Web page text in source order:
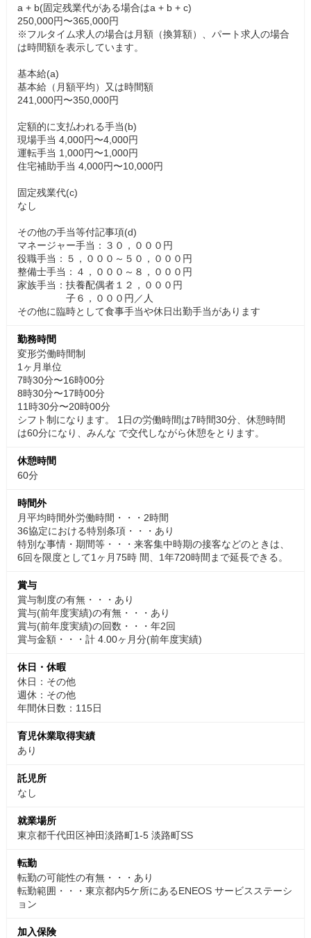
a + b(固定残業代がある場合はa + b + c)
250,000円〜365,000円
※フルタイム求人の場合は月額（換算額）、パート求人の場合
は時間額を表示しています。
基本給(a)
基本給（月額平均）又は時間額
241,000円〜350,000円
定額的に支払われる手当(b)
現場手当 4,000円〜4,000円
運転手当 1,000円〜1,000円
住宅補助手当 4,000円〜10,000円
固定残業代(c)
なし
その他の手当等付記事項(d)
マネージャー手当：３０，０００円
役職手当：５，０００～５０，０００円
整備士手当：４，０００～８，０００円
家族手当：扶養配偶者１２，０００円
子６，０００円／人
その他に臨時として食事手当や休日出勤手当があります
勤務時間
変形労働時間制
1ヶ月単位
7時30分〜16時00分
8時30分〜17時00分
11時30分〜20時00分
シフト制になります。 1日の労働時間は7時間30分、休憩時間
は60分になり、みんな で交代しながら休憩をとります。
休憩時間
60分
時間外
月平均時間外労働時間・・・2時間
36協定における特別条項・・・あり
特別な事情・期間等・・・来客集中時期の接客などのときは、
6回を限度として1ヶ月75時 間、1年720時間まで延長できる。
賞与
賞与制度の有無・・・あり
賞与(前年度実績)の有無・・・あり
賞与(前年度実績)の回数・・・年2回
賞与金額・・・計 4.00ヶ月分(前年度実績)
休日・休暇
休日：その他
週休：その他
年間休日数：115日
育児休業取得実績
あり
託児所
なし
就業場所
東京都千代田区神田淡路町1-5 淡路町SS
転勤
転勤の可能性の有無・・・あり
転勤範囲・・・東京都内5ケ所にあるENEOS サービスステーシ
ョン
加入保険